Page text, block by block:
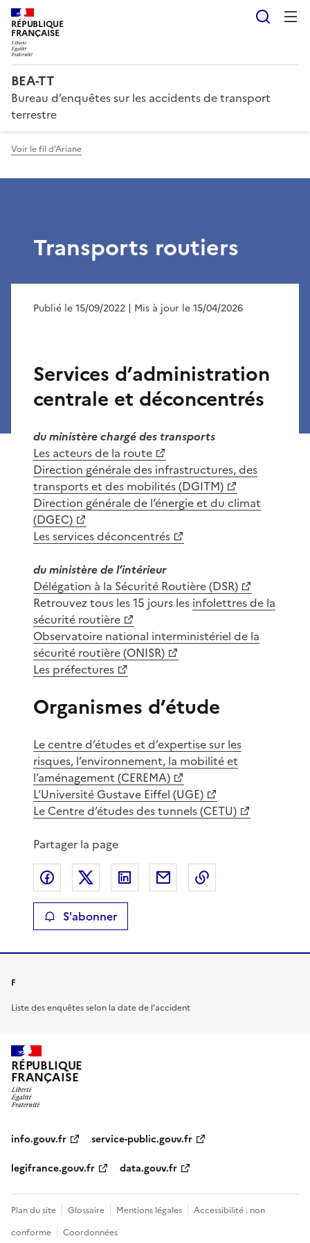
RÉPUBLIQUE
FRANÇAISE
BEA-TT
Bureau d’enquêtes sur les accidents de transport
terrestre
Voir le fil d'Ariane
Transports routiers
Publié le 15/09/2022 | Mis à jour le 15/04/2026
Services d’administration
centrale et déconcentrés
du ministère chargé des transports
Les acteurs de la route
Direction générale des infrastructures, des
transports et des mobilités (DGITM)
Direction générale de l’énergie et du climat
(DGEC)
Les services déconcentrés
du ministère de l’intérieur
Délégation à la Sécurité Routière (DSR)
Retrouvez tous les 15 jours les infolettres de la
sécurité routière
Observatoire national interministériel de la
sécurité routière (ONISR)
Les préfectures
Organismes d’étude
Le centre d’études et d’expertise sur les
risques, l’environnement, la mobilité et
l’aménagement (CEREMA)
L’Université Gustave Eiffel (UGE)
Le Centre d’études des tunnels (CETU)
Partager la page
Partager sur Facebook
Partager sur XPartager sur LinkedIn
Partager par email
S'abonner
F
Liste des enquêtes selon la date de l’accident
RÉPUBLIQUE
FRANÇAISE
info.gouv.fr
service-public.gouv.fr
legifrance.gouv.fr
data.gouv.fr
Plan du site Glossaire Mentions légales
Accessibilité : non
conforme
Coordonnées